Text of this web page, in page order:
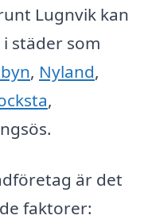
Lugnvik kan
städer som
, Nyland,
,
är det
faktorer: